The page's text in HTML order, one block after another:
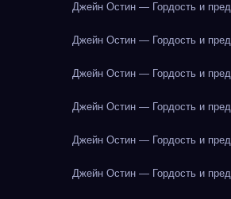
Джейн Остин — Гордость и
Джейн Остин — Гордость и
Джейн Остин — Гордость и
Джейн Остин — Гордость и
Джейн Остин — Гордость и
Джейн Остин — Гордость и